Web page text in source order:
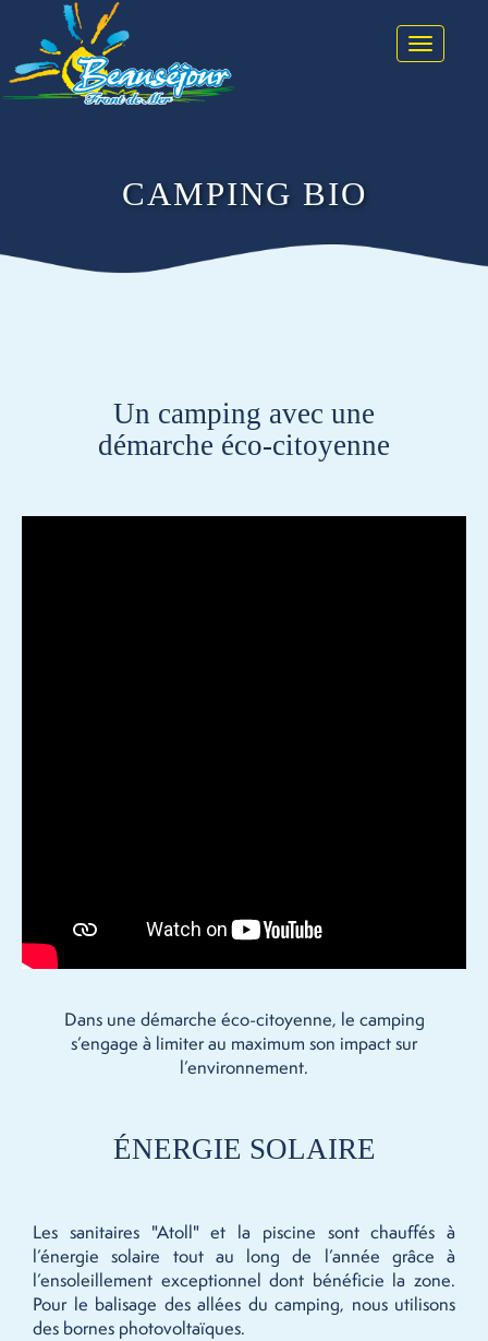
Toggle
CAMPING BIO
Un camping avec une
démarche éco-citoyenne
Dans une démarche éco-citoyenne, le camping
s’engage à limiter au maximum son impact sur
l’environnement.
ÉNERGIE SOLAIRE
Les sanitaires "Atoll" et la piscine sont chauffés à
l’énergie solaire tout au long de l’année grâce à
l’ensoleillement exceptionnel dont bénéficie la zone.
Pour le balisage des allées du camping, nous utilisons
des bornes photovoltaïques.